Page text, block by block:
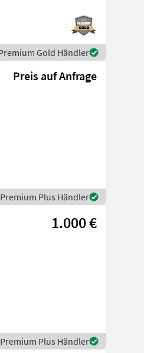
Gold Händler
Preis auf Anfrage
Premium Plus Händler
1.000 €
Premium Plus Händler